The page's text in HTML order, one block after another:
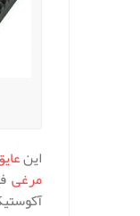
این
مرغی